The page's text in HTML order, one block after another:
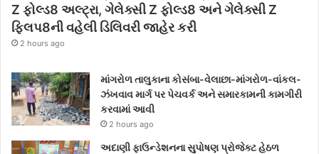
Z ફોલ્ડ8 અલ્ટ્રા, ગેલેક્સી Z ફોલ્ડ8 અને ગેલેક્સી Z
ફ્લિપ8ની વહેલી ડિલિવરી જાહેર કરી
2 hours ago
માંગરોળ તાલુકાના કોસંબા-વેલાછા-માંગરોળ-વાંકલ-
ઝંખવાવ માર્ગ પર પેચવર્ક અને સમારકામની કામગીરી
કરવામાં આવી
2 hours ago
અદાણી ફાઉન્ડેશનના સુપોષણ પ્રોજેક્ટ હેઠળ